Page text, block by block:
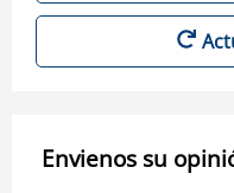
Envienos su